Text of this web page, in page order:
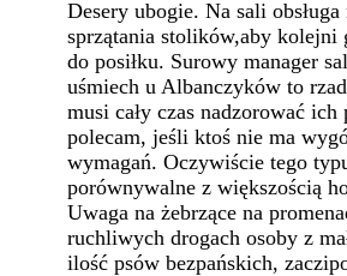
Desery ubogie. Na sali
sprzątania stolików,aby kolejni
do posiłku. Surowy manager
uśmiech u Albanczyków to
musi cały czas nadzorować ich
polecam, jeśli ktoś nie ma
wymagań. Oczywiście tego
porównywalne z większością
Uwaga na żebrzące na
ruchliwych drogach osoby z
ilość psów bezpańskich,